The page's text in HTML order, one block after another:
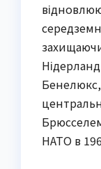
НАТО в